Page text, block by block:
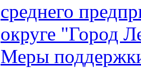
среднего
округе "Город
Меры